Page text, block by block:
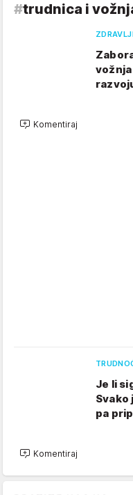
#trudnica i
Komentiraj
Je li
Svako
pa
Komentiraj